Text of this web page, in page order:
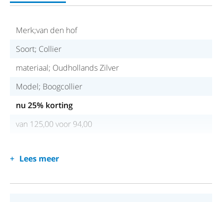
Merk;van den hof
Soort; Collier
materiaal; Oudhollands Zilver
Model; Boogcollier
nu 25% korting
van 125,00 voor 94,00
Lees meer